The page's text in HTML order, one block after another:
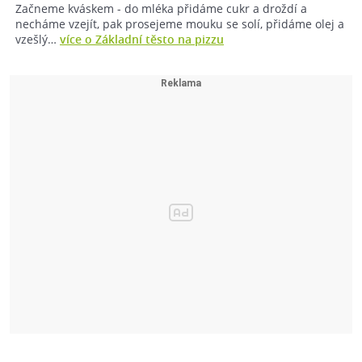
Začneme kváskem - do mléka přidáme cukr a droždí a
necháme vzejít, pak prosejeme mouku se solí, přidáme olej a
vzešlý… více o Základní těsto na pizzu